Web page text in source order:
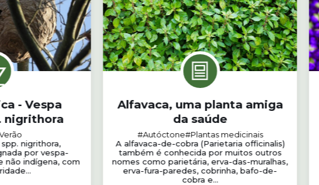
- Vespa
nigrithora
nigrithora,
por vespa-
não indígena, com
Alfavaca, uma planta amiga
da saúde
#Autóctone#Plantas medicinais
A alfavaca-de-cobra (Parietaria officinalis)
também é conhecida por muitos outros
nomes como parietária, erva-das-muralhas,
erva-fura-paredes, cobrinha, bafo-de-
cobra e...